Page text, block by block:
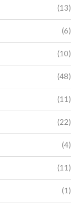
(13)
(6)
(10)
(48)
(11)
(22)
(4)
(11)
(1)